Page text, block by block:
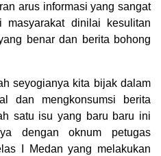
arus informasi yang sangat
dinilai kesulitan
benar dan berita bohong
seyogianya kita bijak dalam
dan mengkonsumsi berita
satu isu yang baru baru ini
dengan oknum petugas
I Medan yang melakukan